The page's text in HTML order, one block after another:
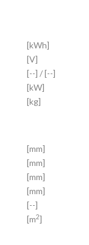
[kWh]
[V]
[--] / [--]
[kW]
[kg]
[mm]
[mm]
[mm]
[mm]
[--]
[m2]